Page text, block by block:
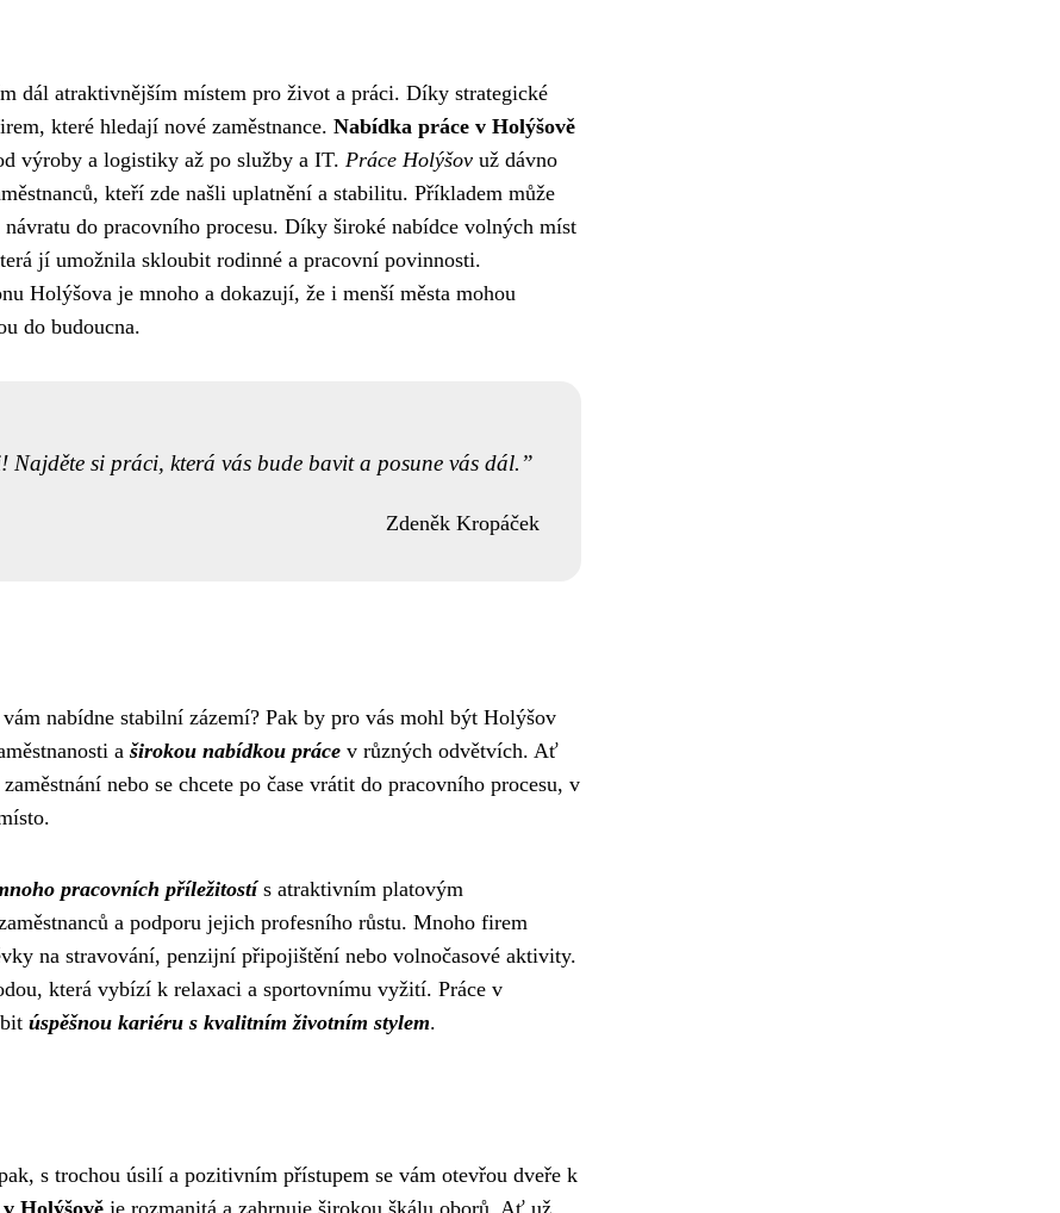
dál atraktivnějším místem pro život a práci. Díky strategické
které hledají nové zaměstnance. Nabídka práce v Holýšově
výroby a logistiky až po služby a IT. Práce Holýšov už dávno
kteří zde našli uplatnění a stabilitu. Příkladem může
do pracovního procesu. Díky široké nabídce volných míst
jí umožnila skloubit rodinné a pracovní povinnosti.
Holýšova je mnoho a dokazují, že i menší města mohou
do budoucna.
si práci, která vás bude bavit a posune vás dál.
Zdeněk Kropáček
nabídne stabilní zázemí? Pak by pro vás mohl být Holýšov
a širokou nabídkou práce v různých odvětvích. Ať
nebo se chcete po čase vrátit do pracovního procesu, v
pracovních příležitostís atraktivním platovým
a podporu jejich profesního růstu. Mnoho firem
na stravování, penzijní připojištění nebo volnočasové aktivity.
která vybízí k relaxaci a sportovnímu vyžití. Práce v
úspěšnou kariéru s kvalitním životním stylem.
s trochou úsilí a pozitivním přístupem se vám otevřou dveře k